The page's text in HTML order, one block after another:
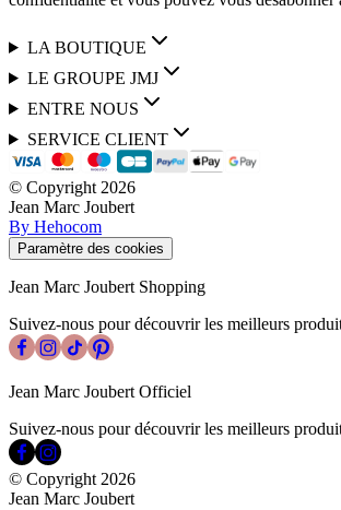
LA BOUTIQUE
LE GROUPE JMJ
ENTRE NOUS
SERVICE CLIENT
© Copyright 2026
Jean Marc Joubert
By Hehocom
Paramètre des cookies
Jean Marc Joubert Shopping
Suivez-nous pour découvrir les meilleurs
Jean Marc Joubert Officiel
Suivez-nous pour découvrir les meilleurs
© Copyright 2026
Jean Marc Joubert